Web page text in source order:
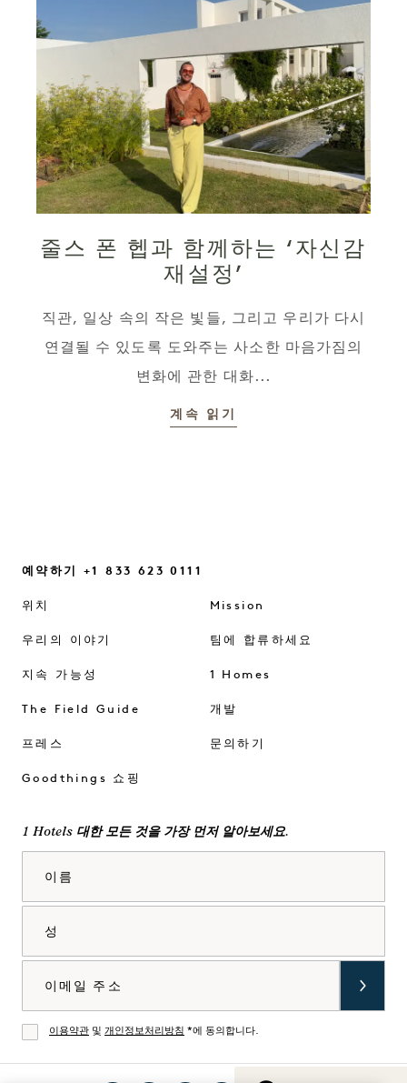
줄스 폰 헵과 함께하는 ‘자신감
재설정’
직관, 일상 속의 작은 빛들, 그리고 우리가 다시
연결될 수 있도록 도와주는 사소한 마음가짐의
변화에 관한 대화...
계속 읽기
예약하기 +1 833 623 0111
위치
우리의 이야기
지속 가능성
The Field Guide
프레스
Goodthings 쇼핑
Mission
팀에 합류하세요
1 Homes
개발
문의하기
1 Hotels 대한 모든 것을 가장 먼저 알아보세요.
동의
이용약관 및 개인정보처리방침 *에 동의합니다.